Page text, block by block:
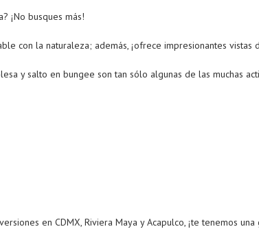
¡No busques más!
con la naturaleza; además, ¡ofrece impresionantes
y salto en bungee son tan sólo algunas de las muchas
en CDMX, Riviera Maya y Acapulco, ¡te tenemos